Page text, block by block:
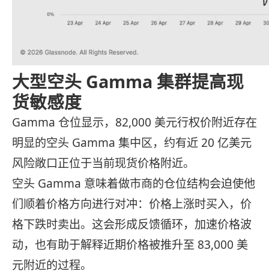
大型空头 Gamma 集群提高现
货敏感度
Gamma 仓位显示，82,000 美元行权价附近存在
明显的空头 Gamma 集中区，约有近 20 亿美元
风险敞口正位于当前现货价格附近。
空头 Gamma 意味着做市商的仓位结构会迫使他
们顺着价格方向进行对冲：价格上涨时买入，价
格下跌时卖出。这会形成反馈循环，加速价格波
动，也有助于解释近期价格被推升至 83,000 美
元附近的过程。